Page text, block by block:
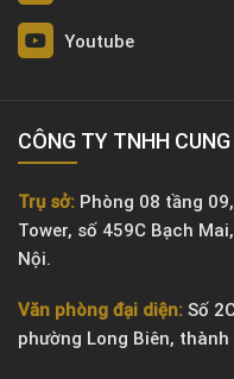
Youtube
CÔNG TY TNHH
Trụ sở: Phòng 08 tầng
Tower, số 459C Bạch
Nội.
Văn phòng đại diện: Số
phường Long Biên, thành